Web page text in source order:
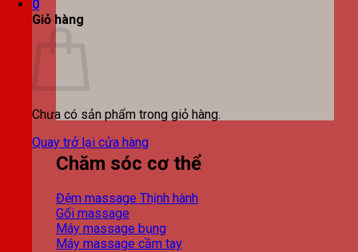
0
Giỏ hàng
Chưa có sản phẩm trong giỏ hàng.
Quay trở lại cửa hàng
Chăm sóc cơ thể
Đệm massage
Gối massage
Máy massage bụng
Máy massage cầm tay